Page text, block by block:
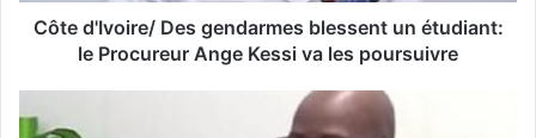
Côte d'Ivoire/ Des gendarmes blessent un étudiant:
le Procureur Ange Kessi va les poursuivre